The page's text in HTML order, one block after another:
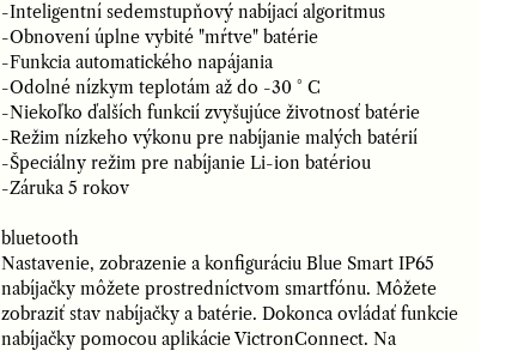
-Inteligentní sedemstupňový nabíjací algoritmus
-Obnovení úplne vybité "mŕtve" batérie
-Funkcia automatického napájania
-Odolné nízkym teplotám až do -30 ° C
-Niekoľko ďalších funkcií zvyšujúce životnosť batérie
-Režim nízkeho výkonu pre nabíjanie malých batérií
-Špeciálny režim pre nabíjanie Li-ion batériou
-Záruka 5 rokov
bluetooth
Nastavenie, zobrazenie a konfiguráciu Blue Smart IP65
nabíjačky môžete prostredníctvom smartfónu. Môžete
zobraziť stav nabíjačky a batérie. Dokonca ovládať funkcie
nabíjačky pomocou aplikácie VictronConnect. Na